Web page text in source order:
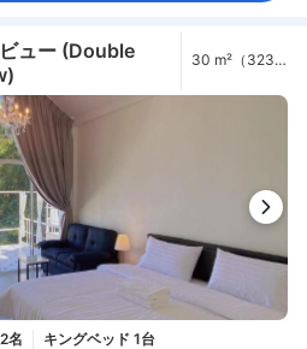
ュー (Double
30 m²（323
名
キングベッド 1台